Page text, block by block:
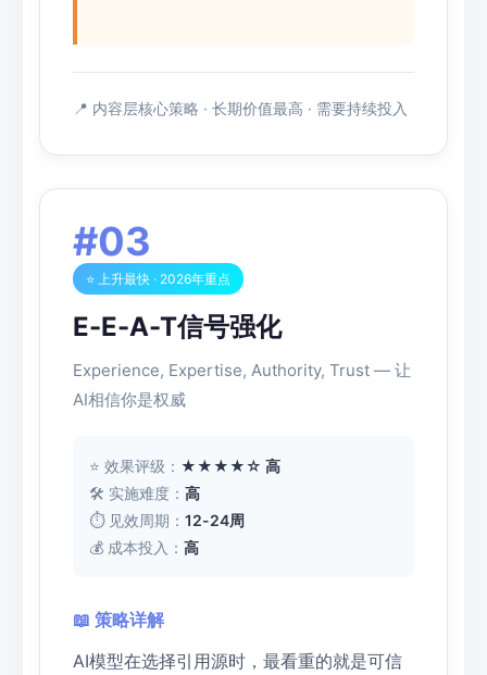
📍 内容层核心策略 · 长期价值最高 · 需要持续投入
#03
⭐ 上升最快 · 2026年重点
E-E-A-T信号强化
Experience, Expertise, Authority, Trust — 让
AI相信你是权威
⭐ 效果评级： ★★★★☆ 高
🛠 实施难度： 高
⏱ 见效周期： 12-24周
💰 成本投入： 高
📖 策略详解
AI模型在选择引用源时，最看重的就是可信